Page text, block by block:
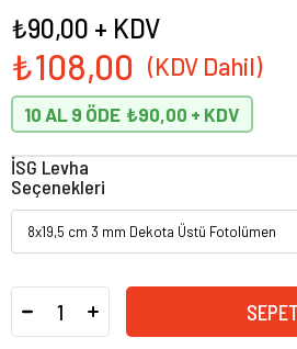
₺108,00
₺90,00 + KDV
10 AL 9 ÖDE ₺90,00
İSG Levha
Seçenekleri